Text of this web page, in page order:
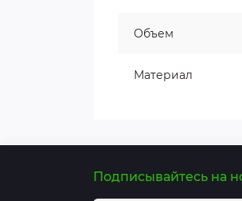
Объем
Материал
Подписывайтесь на